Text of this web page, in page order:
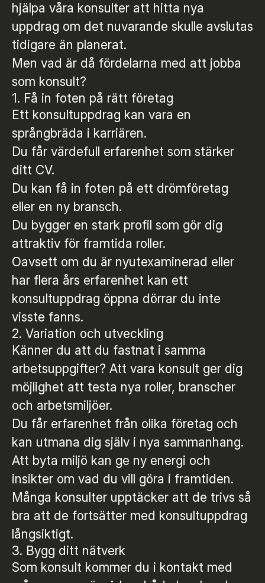
hjälpa våra konsulter att hitta nya
uppdrag om det nuvarande skulle avslutas
tidigare än planerat.
Men vad är då fördelarna med att jobba
som konsult?
1. Få in foten på rätt företag
Ett konsultuppdrag kan vara en
språngbräda i karriären.
Du får värdefull erfarenhet som stärker
ditt CV.
Du kan få in foten på ett drömföretag
eller en ny bransch.
Du bygger en stark profil som gör dig
attraktiv för framtida roller.
Oavsett om du är nyutexaminerad eller
har flera års erfarenhet kan ett
konsultuppdrag öppna dörrar du inte
visste fanns.
2. Variation och utveckling
Känner du att du fastnat i samma
arbetsuppgifter? Att vara konsult ger dig
möjlighet att testa nya roller, branscher
och arbetsmiljöer.
Du får erfarenhet från olika företag och
kan utmana dig själv i nya sammanhang.
Att byta miljö kan ge ny energi och
insikter om vad du vill göra i framtiden.
Många konsulter upptäcker att de trivs så
bra att de fortsätter med konsultuppdrag
långsiktigt.
3. Bygg ditt nätverk
Som konsult kommer du i kontakt med